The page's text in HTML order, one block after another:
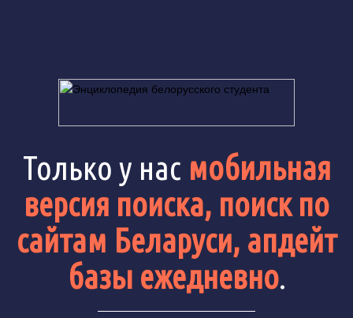
Только у нас мобильная
версия поиска, поиск по
сайтам Беларуси, апдейт
базы ежедневно.